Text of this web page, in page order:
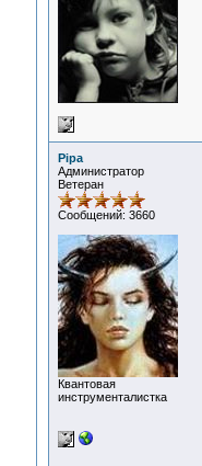
Pipa
Администратор
Ветеран
Сообщений: 3660
Квантовая
инструменталистка